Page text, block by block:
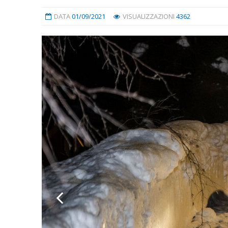
DATA01/09/2021 VISUALIZZAZIONI 4362
Previous